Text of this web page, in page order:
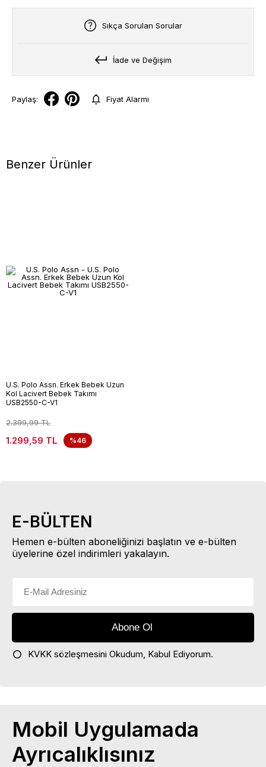
Sıkça Sorulan Sorular
İade ve Değişim
Paylaş: Fiyat Alarmı
Benzer Ürünler
U.S. Polo Assn. Erkek Bebek Uzun
Kol Lacivert Bebek Takımı
USB2550-C-V1
2.399,99 TL
1.299,59 TL %46
E-BÜLTEN
Hemen e-bülten aboneliğinizi başlatın ve e-bülten
üyelerine özel indirimleri yakalayın.
KVKK sözleşmesini Okudum, Kabul Ediyorum.
Mobil Uygulamada
Ayrıcalıklısınız